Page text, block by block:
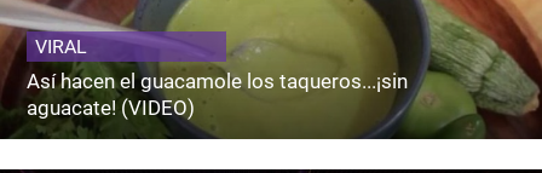
VIRAL
Así hacen el guacamole los taqueros...¡sin
aguacate! (VIDEO)